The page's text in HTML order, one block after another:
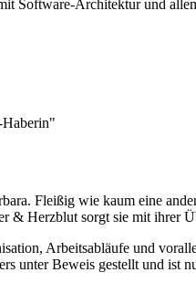
Software-Architektur und
Fleißig wie kaum eine
& Herzblut sorgt sie mit ihrer
Arbeitsabläufe und
unter Beweis gestellt und